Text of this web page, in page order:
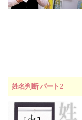
姓名判断 パート2